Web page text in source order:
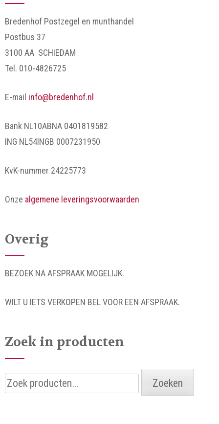
Bredenhof Postzegel en munthandel
Postbus 37
3100 AA SCHIEDAM
Tel. 010-4826725
E-mail info@bredenhof.nl
Bank NL10ABNA 0401819582
ING NL54INGB 0007231950
KvK-nummer 24225773
Onze algemene leveringsvoorwaarden
Overig
BEZOEK NA AFSPRAAK MOGELIJK.
WILT U IETS VERKOPEN BEL VOOR EEN AFSPRAAK.
Zoek in producten
Zoeken
naar:
Zoeken